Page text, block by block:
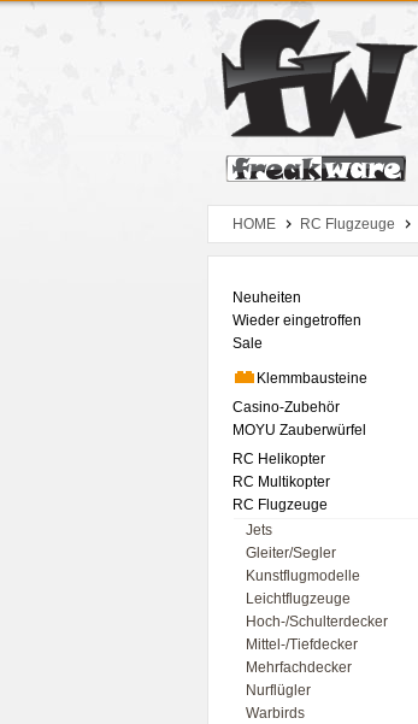
Zum Hauptmenue
Zum Seiteninhalt
Zum Warenkob
HOME RC Flugzeuge
Neuheiten
Wieder eingetroffen
Sale
Klemmbausteine
Casino-Zubehör
MOYU Zauberwürfel
RC Helikopter
RC Multikopter
RC Flugzeuge
Jets
Gleiter/Segler
Kunstflugmodelle
Leichtflugzeuge
Hoch-/Schulterdecker
Mittel-/Tiefdecker
Mehrfachdecker
Nurflügler
Warbirds